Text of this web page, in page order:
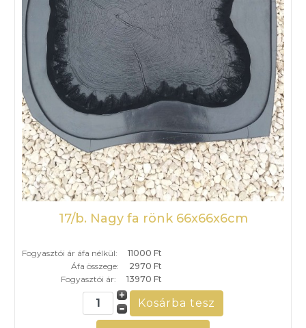
17/b. Nagy fa rönk 66x66x6cm
Fogyasztói ár áfa nélkül:
11000 Ft
Áfa összege:
2970 Ft
Fogyasztói ár:
13970 Ft